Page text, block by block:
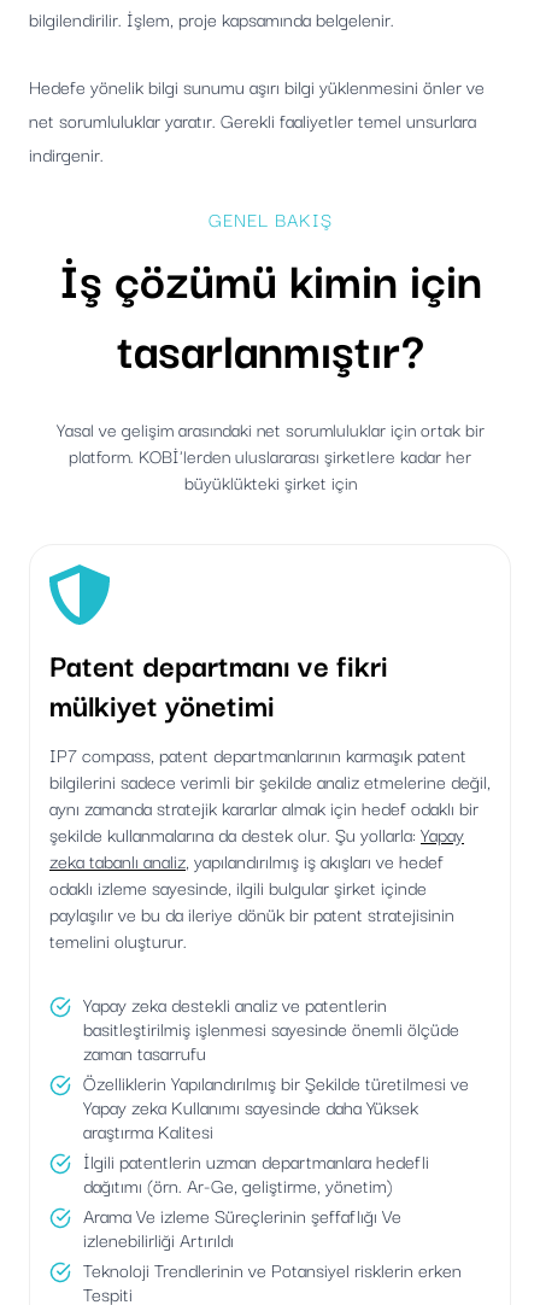
bilgilendirilir. İşlem, proje kapsamında belgelenir.
Hedefe yönelik bilgi sunumu aşırı bilgi yüklenmesini önler ve
net sorumluluklar yaratır. Gerekli faaliyetler temel unsurlara
indirgenir.
GENEL BAKIŞ
İş çözümü kimin için
tasarlanmıştır?
Yasal ve gelişim arasındaki net sorumluluklar için ortak bir
platform. KOBİ'lerden uluslararası şirketlere kadar her
büyüklükteki şirket için
Patent departmanı ve fikri
mülkiyet yönetimi
IP7 compass, patent departmanlarının karmaşık patent
bilgilerini sadece verimli bir şekilde analiz etmelerine değil,
aynı zamanda stratejik kararlar almak için hedef odaklı bir
şekilde kullanmalarına da destek olur. Şu yollarla: Yapay
zeka tabanlı analiz, yapılandırılmış iş akışları ve hedef
odaklı izleme sayesinde, ilgili bulgular şirket içinde
paylaşılır ve bu da ileriye dönük bir patent stratejisinin
temelini oluşturur.
Yapay zeka destekli analiz ve patentlerin
basitleştirilmiş işlenmesi sayesinde önemli ölçüde
zaman tasarrufu
Özelliklerin Yapılandırılmış bir Şekilde türetilmesi ve
Yapay zeka Kullanımı sayesinde daha Yüksek
araştırma Kalitesi
İlgili patentlerin uzman departmanlara hedefli
dağıtımı (örn. Ar-Ge, geliştirme, yönetim)
Arama Ve izleme Süreçlerinin şeffaflığı Ve
izlenebilirliği Artırıldı
Teknoloji Trendlerinin ve Potansiyel risklerin erken
Tespiti